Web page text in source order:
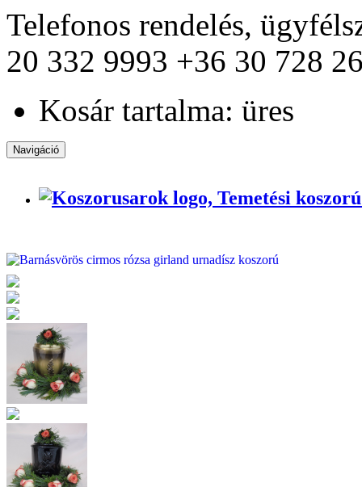
Telefonos rendelés,
20 332 9993 +36 30 728
Kosár tartalma: üres
Navigáció